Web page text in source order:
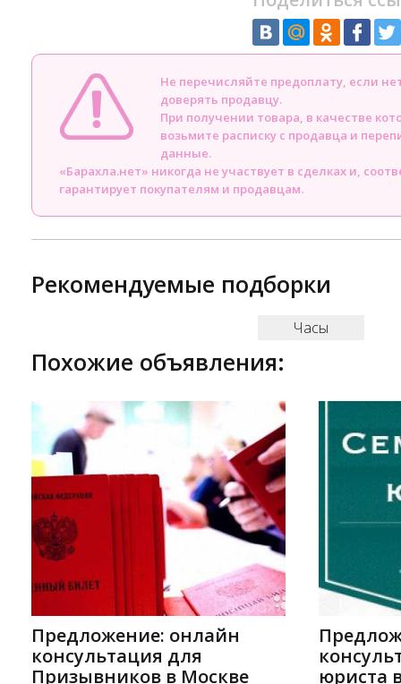
Не перечисляйте предоплату, если
доверять продавцу.
При получении товара, в качестве
возьмите расписку с продавца и
данные.
«Барахла.нет» никогда не участвует в сделках и,
гарантирует покупателям и продавцам.
Рекомендуемые подборки
Часы
Похожие объявления:
Предложение: онлайн
консультация для
Призывников в Москве
юриста